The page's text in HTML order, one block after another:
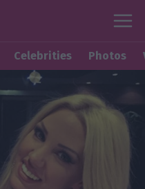
Celebrities Photos